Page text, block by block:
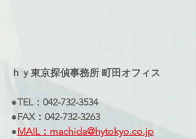
ｈｙ東京探偵事務所 町田オフィス
●TEL：042-732-3534
●FAX：042-732-3263
●MAIL：machida@hytokyo.co.jp